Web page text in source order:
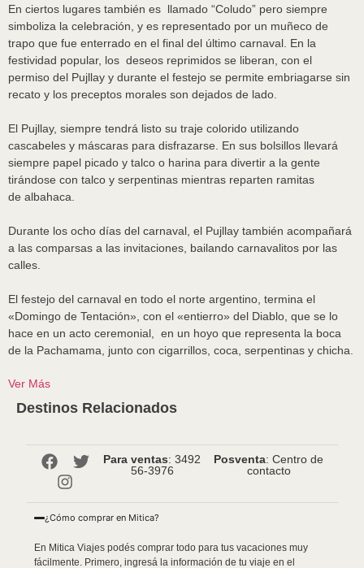
En ciertos lugares también es llamado “Coludo” pero siempre
simboliza la celebración, y es representado por un muñeco de
trapo que fue enterrado en el final del último carnaval. En la
festividad popular, los deseos reprimidos se liberan, con el
permiso del Pujllay y durante el festejo se permite embriagarse sin
recato y los preceptos morales son dejados de lado.
El Pujllay, siempre tendrá listo su traje colorido utilizando
cascabeles y máscaras para disfrazarse. En sus bolsillos llevará
siempre papel picado y talco o harina para divertir a la gente
tirándose con talco y serpentinas mientras reparten ramitas
de albahaca.
Durante los ocho días del carnaval, el Pujllay también acompañará
a las comparsas a las invitaciones, bailando carnavalitos por las
calles.
El festejo del carnaval en todo el norte argentino, termina el
«Domingo de Tentación», con el «entierro» del Diablo, que se lo
hace en un acto ceremonial, en un hoyo que representa la boca
de la Pachamama, junto con cigarrillos, coca, serpentinas y chicha.
Ver Más
Destinos Relacionados
Para ventas: 3492
56-3976
Posventa: Centro de
contacto
¿Cómo comprar en Mitica?
En Mitica Viajes podés comprar todo para tus vacaciones muy
fácilmente. Primero, ingresá la información de tu viaje en el